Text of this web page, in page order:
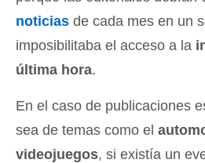
noticias de cada mes en un
imposibilitaba el acceso a la
última hora.
En el caso de publicaciones
sea de temas como el
videojuegos, si existía un